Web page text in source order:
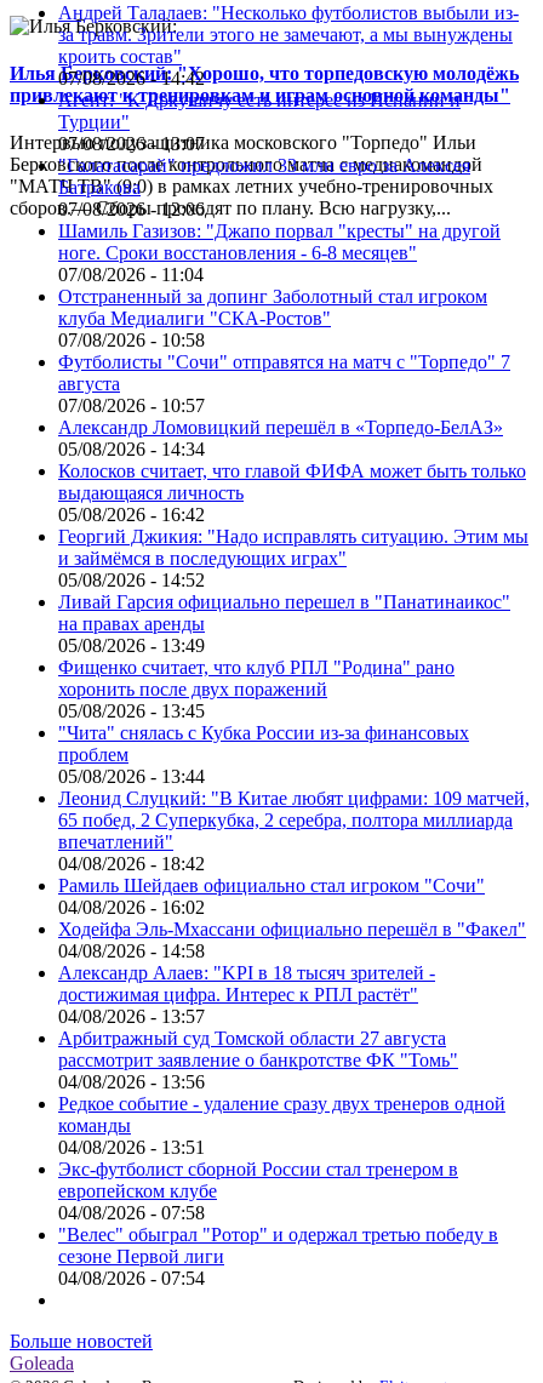
Илья Берковский: "Хорошо, что торпедовскую молодёжь
привлекают к тренировкам и играм основной команды"
Интервью полузащитника московского "Торпедо" Ильи
Берковского после контрольного матча с медиакомандой
"МАТЧ ТВ" (9:0) в рамках летних учебно-тренировочных
сборов.— Сборы проходят по плану. Всю нагрузку,...
Андрей Талалаев: "Несколько футболистов выбыли из-
за травм. Зрители этого не замечают, а мы вынуждены
кроить состав"
07/08/2026 - 14:42
Агент: "К Дркушичу есть интерес из Испании и
Турции"
07/08/2026 - 13:07
"Галатасарай" предложил 33 млн евро за Алексея
Батракова
07/08/2026 - 12:06
Шамиль Газизов: "Джапо порвал "кресты" на другой
ноге. Сроки восстановления - 6-8 месяцев"
07/08/2026 - 11:04
Отстраненный за допинг Заболотный стал игроком
клуба Медиалиги "СКА-Ростов"
07/08/2026 - 10:58
Футболисты "Сочи" отправятся на матч с "Торпедо" 7
августа
07/08/2026 - 10:57
Александр Ломовицкий перешёл в «Торпедо-БелАЗ»
05/08/2026 - 14:34
Колосков считает, что главой ФИФА может быть только
выдающаяся личность
05/08/2026 - 16:42
Георгий Джикия: "Надо исправлять ситуацию. Этим мы
и займёмся в последующих играх"
05/08/2026 - 14:52
Ливай Гарсия официально перешел в "Панатинаикос"
на правах аренды
05/08/2026 - 13:49
Фищенко считает, что клуб РПЛ "Родина" рано
хоронить после двух поражений
05/08/2026 - 13:45
"Чита" снялась с Кубка России из-за финансовых
проблем
05/08/2026 - 13:44
Леонид Слуцкий: "В Китае любят цифрами: 109 матчей,
65 побед, 2 Суперкубка, 2 серебра, полтора миллиарда
впечатлений"
04/08/2026 - 18:42
Рамиль Шейдаев официально стал игроком "Сочи"
04/08/2026 - 16:02
Ходейфа Эль-Мхассани официально перешёл в "Факел"
04/08/2026 - 14:58
Александр Алаев: "KPI в 18 тысяч зрителей -
достижимая цифра. Интерес к РПЛ растёт"
04/08/2026 - 13:57
Арбитражный суд Томской области 27 августа
рассмотрит заявление о банкротстве ФК "Томь"
04/08/2026 - 13:56
Редкое событие - удаление сразу двух тренеров одной
команды
04/08/2026 - 13:51
Экс-футболист сборной России стал тренером в
европейском клубе
04/08/2026 - 07:58
"Велес" обыграл "Ротор" и одержал третью победу в
сезоне Первой лиги
04/08/2026 - 07:54
Больше новостей
Goleada